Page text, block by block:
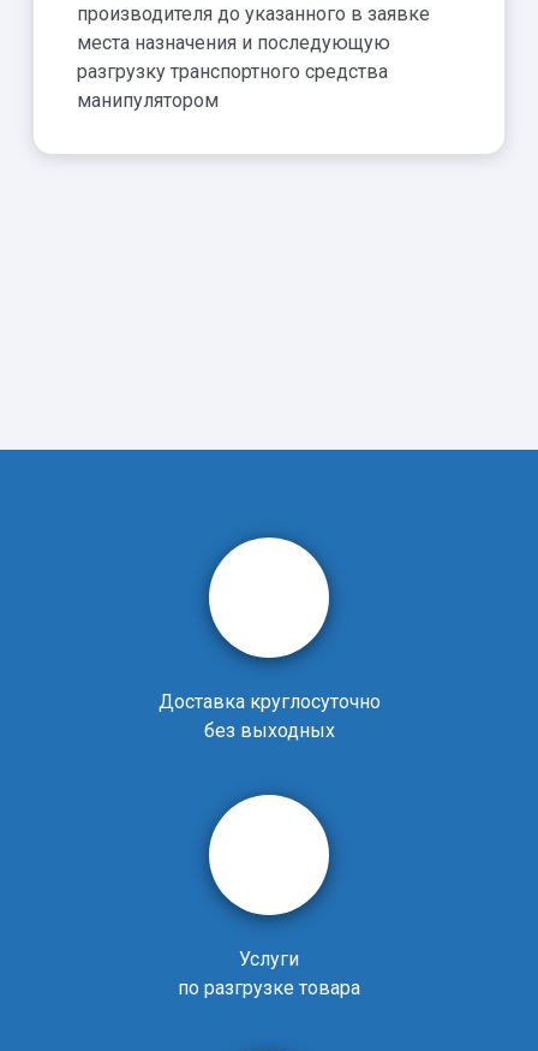
производителя до указанного в заявке
места назначения и последующую
разгрузку транспортного средства
манипулятором
Доставка круглосуточно
без выходных
Услуги
по разгрузке товара